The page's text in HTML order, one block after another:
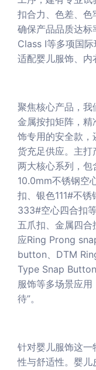
扣合力、色差、色
确保产品品质达
Class I等多项国际
适配婴儿服饰、内
聚焦核心产品，我
金属按扣矩阵，精
饰专用的安全款
货充足供应。主打
两大核心系列，包
10.0mm不锈钢空
扣、银色111#不
333#空心四合扣
五爪扣、金属四
应Ring Prong
button、DTM
Type Snap
服饰等多场景应用
待”。
针对婴儿服饰这一
性与舒适性。婴儿